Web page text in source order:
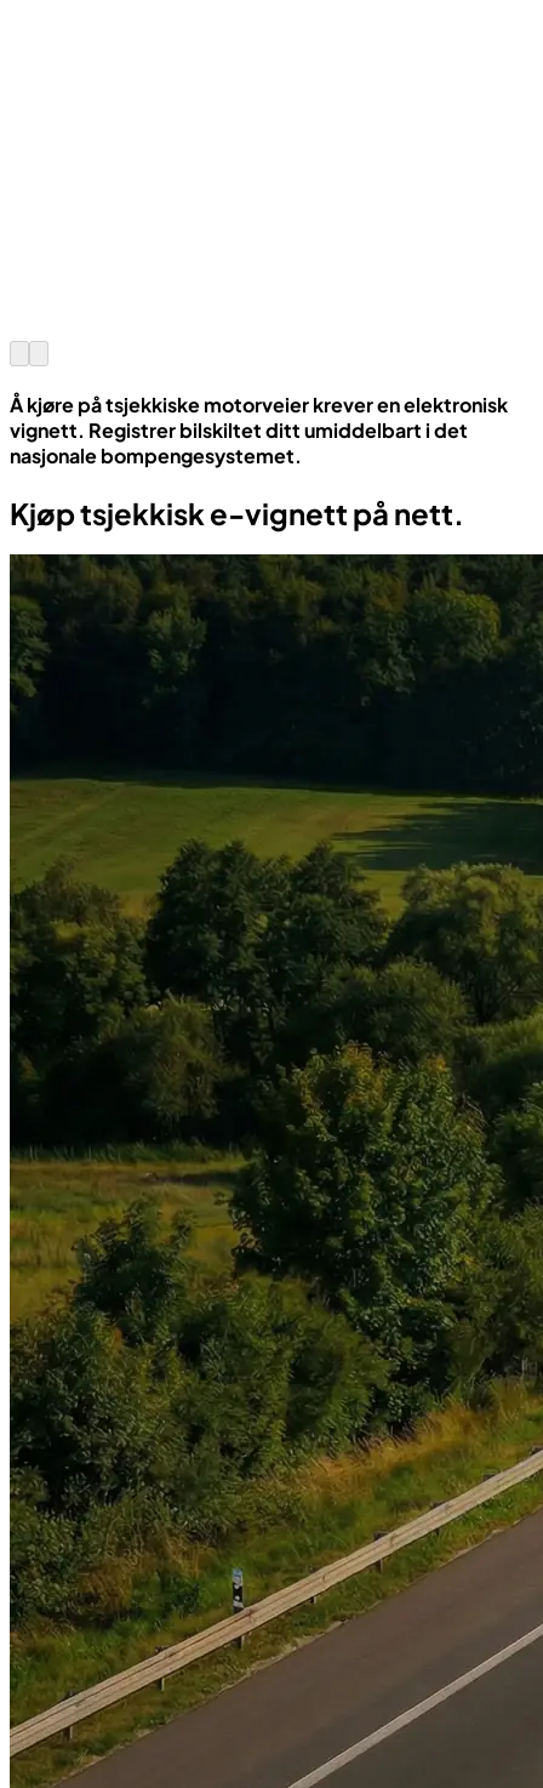
Å kjøre på tsjekkiske motorveier krever en elektronisk
vignett. Registrer bilskiltet ditt umiddelbart i det
nasjonale bompengesystemet.
Kjøp tsjekkisk e-vignett på nett.